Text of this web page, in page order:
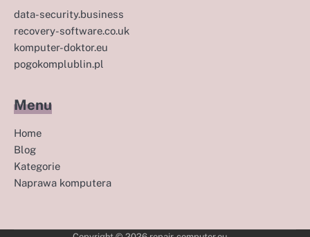
data-security.business
recovery-software.co.uk
komputer-doktor.eu
pogokomplublin.pl
Menu
Home
Blog
Kategorie
Naprawa komputera